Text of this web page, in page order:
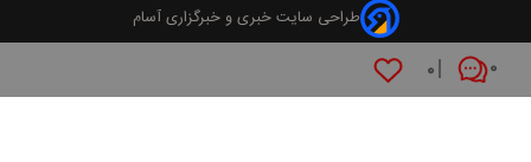
۰ ۰
طراحی سایت خبری و خبرگزاری آسام